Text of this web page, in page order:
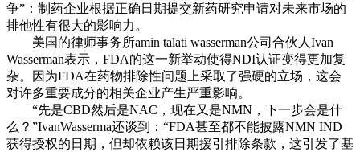
争”：制药企业根据正确日期提交新药研究申请对未来市场的
排他性有很大的影响力。
美国的律师事务所amin talati wasserman公司合伙人Ivan
Wasserman表示，FDA的这一新举动使得NDI认证变得更加复
杂。因为FDA在药物排除性问题上采取了强硬的立场，这会
对许多重要成分的相关企业产生严重影响。
“先是CBD然后是NAC，现在又是NMN，下一步会是什
么？”IvanWasserma还谈到：“FDA甚至都不能披露NMN IND
获得授权的日期，但却依赖该日期援引排除条款，这引发了基